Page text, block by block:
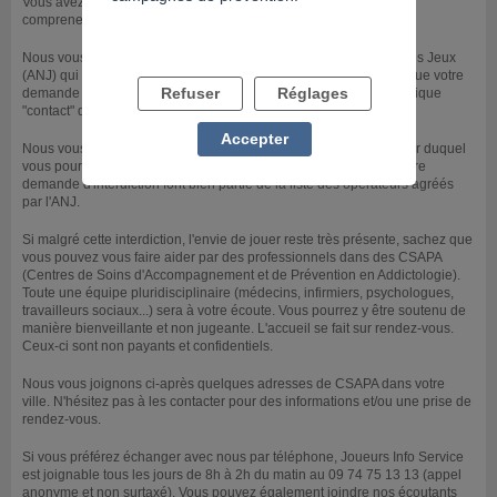
comprenez pas pourquoi vous pouvez encore jouer.
Nous vous invitons à contacter directement l'Autorité Nationale des Jeux
(ANJ) qui pourra répondre à votre question et vérifier avec vous que votre
demande est bien enregistrée. Vous trouverez un lien vers la rubrique
"contact" de l'ANJ ci-après.
Nous vous joignons également un lien vers le site de l'ANJ à partir duquel
vous pourrez vérifier que les opérateurs de jeu concernés par votre
demande d'interdiction font bien partie de la liste des opérateurs agréés
par l'ANJ.
Si malgré cette interdiction, l'envie de jouer reste très présente, sachez que
vous pouvez vous faire aider par des professionnels dans des CSAPA
(Centres de Soins d'Accompagnement et de Prévention en Addictologie).
Toute une équipe pluridisciplinaire (médecins, infirmiers, psychologues,
travailleurs sociaux...) sera à votre écoute. Vous pourrez y être soutenu de
manière bienveillante et non jugeante. L'accueil se fait sur rendez-vous.
Ceux-ci sont non payants et confidentiels.
Nous vous joignons ci-après quelques adresses de CSAPA dans votre
ville. N'hésitez pas à les contacter pour des informations et/ou une prise de
rendez-vous.
Si vous préférez échanger avec nous par téléphone, Joueurs Info Service
est joignable tous les jours de 8h à 2h du matin au 09 74 75 13 13 (appel
anonyme et non surtaxé). Vous pouvez également joindre nos écoutants
Refuser Réglages
Accepter